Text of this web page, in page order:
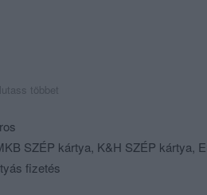
többet
SZÉP kártya, K&H SZÉP kártya,
fizetés